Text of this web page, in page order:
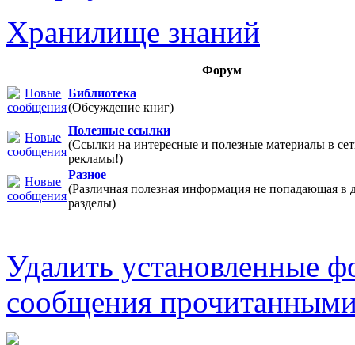
Хранилище знаний
Форум
Библиотека
(Обсуждение книг)
Полезные ссылки
(Ссылки на интересные и полезные материалы в
рекламы!)
Разное
(Различная полезная информация не попадающая в
разделы)
Удалить установленные
сообщения